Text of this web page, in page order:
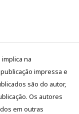
na
impressa e
são do autor,
Os autores
em outras